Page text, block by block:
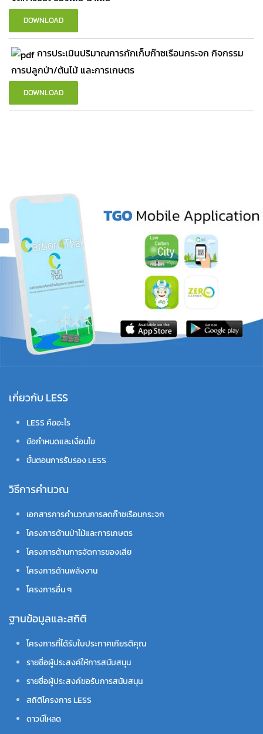
DOWNLOAD
การประเมินปริมาณการกักเก็บก๊าซเรือนกระจก กิจกรรม
การปลูกป่า/ต้นไม้ และการเกษตร
DOWNLOAD
เกี่ยวกับ LESS
LESS คืออะไร
ข้อกำหนดและเงื่อนไข
ขั้นตอนการรับรอง LESS
วิธีการคำนวณ
เอกสารการคำนวณการลดก๊าซเรือนกระจก
โครงการด้านป่าไม้และการเกษตร
โครงการด้านการจัดการของเสีย
โครงการด้านพลังงาน
โครงการอื่น ๆ
ฐานข้อมูลและสถิติ
โครงการที่ได้รับใบประกาศเกียรติคุณ
รายชื่อผู้ประสงค์ให้การสนับสนุน
รายชื่อผู้ประสงค์ขอรับการสนับสนุน
สถิติโครงการ LESS
ดาวน์โหลด